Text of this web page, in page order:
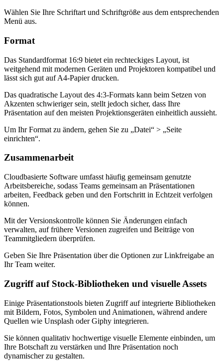
Wählen Sie Ihre Schriftart und Schriftgröße aus dem entsprechenden
Menü aus.
Format
Das Standardformat 16:9 bietet ein rechteckiges Layout, ist
weitgehend mit modernen Geräten und Projektoren kompatibel und
lässt sich gut auf A4-Papier drucken.
Das quadratische Layout des 4:3-Formats kann beim Setzen von
Akzenten schwieriger sein, stellt jedoch sicher, dass Ihre
Präsentation auf den meisten Projektionsgeräten einheitlich aussieht.
Um Ihr Format zu ändern, gehen Sie zu „Datei“ > „Seite
einrichten“.
Zusammenarbeit
Cloudbasierte Software umfasst häufig gemeinsam genutzte
Arbeitsbereiche, sodass Teams gemeinsam an Präsentationen
arbeiten, Feedback geben und den Fortschritt in Echtzeit verfolgen
können.
Mit der Versionskontrolle können Sie Änderungen einfach
verwalten, auf frühere Versionen zugreifen und Beiträge von
Teammitgliedern überprüfen.
Geben Sie Ihre Präsentation über die Optionen zur Linkfreigabe an
Ihr Team weiter.
Zugriff auf Stock-Bibliotheken und visuelle Assets
Einige Präsentationstools bieten Zugriff auf integrierte Bibliotheken
mit Bildern, Fotos, Symbolen und Animationen, während andere
Quellen wie Unsplash oder Giphy integrieren.
Sie können qualitativ hochwertige visuelle Elemente einbinden, um
Ihre Botschaft zu verstärken und Ihre Präsentation noch
dynamischer zu gestalten.